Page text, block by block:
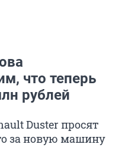
что теперь
рублей
Duster просят
за новую машину